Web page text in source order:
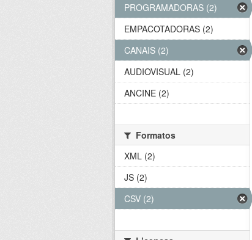
PROGRAMADORAS (2)
EMPACOTADORAS (2)
CANAIS (2)
AUDIOVISUAL (2)
ANCINE (2)
Formatos
XML (2)
JS (2)
CSV (2)